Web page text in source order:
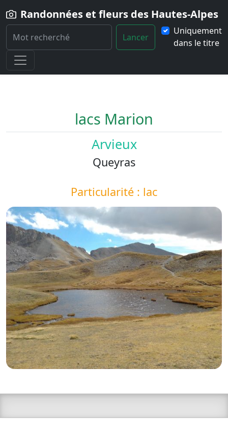
Randonnées et fleurs des Hautes-Alpes
Lancer
Uniquement
dans le titre
Home
Paysage lacs-Marion
lacs Marion
Arvieux
Queyras
Particularité : lac